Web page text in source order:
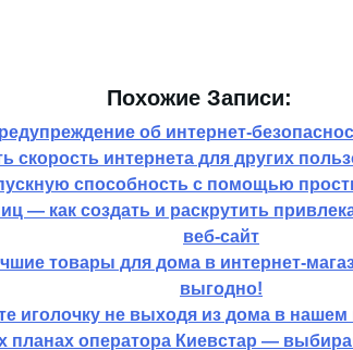
Похожие Записи:
об интернет-
скорость интернета для других
способность с помощью
— как создать и раскрутить
веб-сайт